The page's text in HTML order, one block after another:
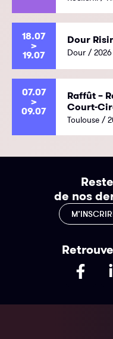
18.07
>
19.07
Dour
Dour / 2026
07.07
>
09.07
Raffût –
Court-
Toulouse /
de nos